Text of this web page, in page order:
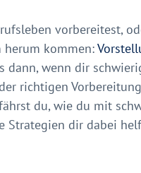
vorbereitest,
kommen:
dann, wenn dir
richtigen
du, wie du mit
Strategien dir dabei